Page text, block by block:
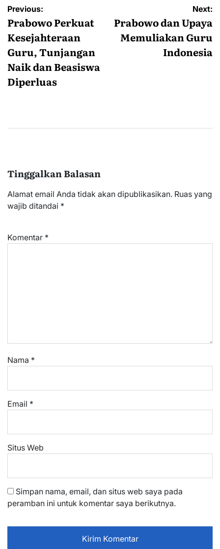
Navigasi
pos
Previous:
Prabowo Perkuat
Kesejahteraan
Guru, Tunjangan
Naik dan Beasiswa
Diperluas
Next:
Prabowo dan Upaya
Memuliakan Guru
Indonesia
Tinggalkan Balasan
Alamat email Anda tidak akan dipublikasikan. Ruas yang
wajib ditandai *
Komentar *
Nama *
Email *
Situs Web
Simpan nama, email, dan situs web saya pada
peramban ini untuk komentar saya berikutnya.